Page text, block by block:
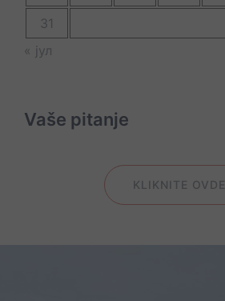
31
« јул
Vaše pitanje
KLIKNITE OVDE